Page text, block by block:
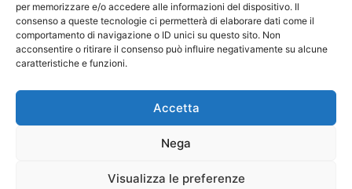
per memorizzare e/o accedere alle informazioni del dispositivo. Il
consenso a queste tecnologie ci permetterà di elaborare dati come il
comportamento di navigazione o ID unici su questo sito. Non
acconsentire o ritirare il consenso può influire negativamente su alcune
caratteristiche e funzioni.
Accetta
Nega
Visualizza le preferenze
Contatti Cookie Policy Privacy Policy